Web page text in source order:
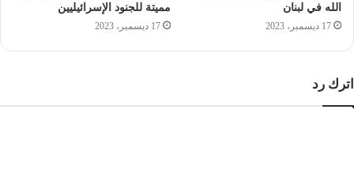
الله في لبنان
17 ديسمبر، 2023
مميتة للجنود الإسرائيليين
17 ديسمبر، 2023
اترك رد